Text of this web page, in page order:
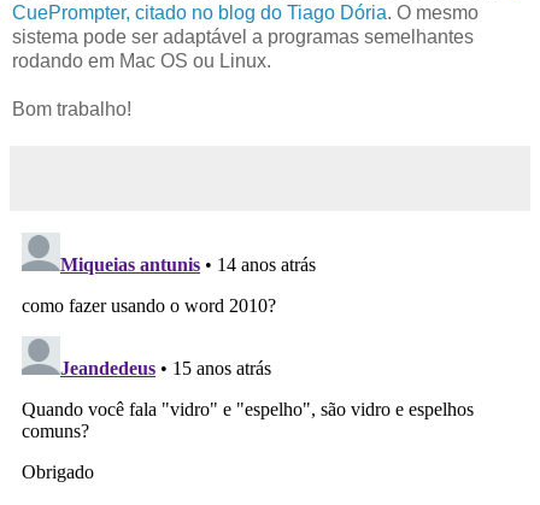
CuePrompter, citado no blog do Tiago Dória. O mesmo
sistema pode ser adaptável a programas semelhantes
rodando em Mac OS ou Linux.
Bom trabalho!